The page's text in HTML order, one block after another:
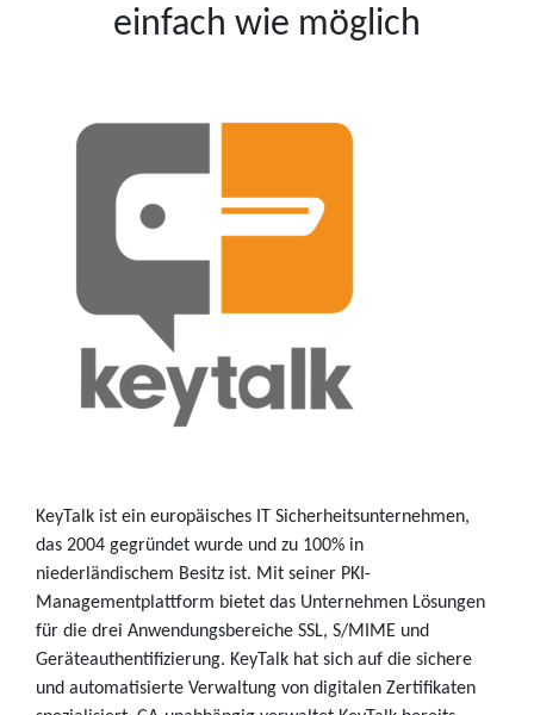
einfach wie möglich
KeyTalk ist ein europäisches IT Sicherheitsunternehmen,
das 2004 gegründet wurde und zu 100% in
niederländischem Besitz ist. Mit seiner PKI-
Managementplattform bietet das Unternehmen Lösungen
für die drei Anwendungsbereiche SSL, S/MIME und
Geräteauthentifizierung. KeyTalk hat sich auf die sichere
und automatisierte Verwaltung von digitalen Zertifikaten